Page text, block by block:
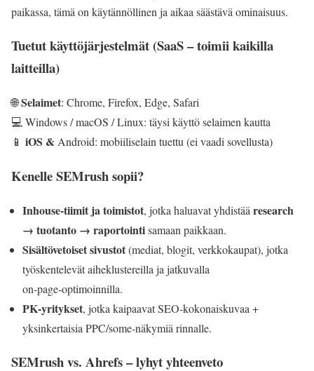
paikassa, tämä on käytännöllinen ja aikaa säästävä ominaisuus.
Tuetut käyttöjärjestelmät (SaaS – toimii kaikilla
laitteilla)
🌐Selaimet: Chrome, Firefox, Edge, Safari
💻 Windows / macOS / Linux: täysi käyttö selaimen kautta
📱 iOS & Android: mobiiliselain tuettu (ei vaadi sovellusta)
Kenelle SEMrush sopii?
Inhouse‑tiimit ja toimistot, jotka haluavat yhdistää research
→ tuotanto → raportointisamaan paikkaan.
Sisältövetoiset sivustot(mediat, blogit, verkkokaupat), jotka
työskentelevät aiheklustereilla ja jatkuvalla
on‑page‑optimoinnilla.
PK‑yritykset, jotka kaipaavat SEO‑kokonaiskuvaa +
yksinkertaisia PPC/some‑näkymiä rinnalle.
SEMrush vs. Ahrefs – lyhyt yhteenveto